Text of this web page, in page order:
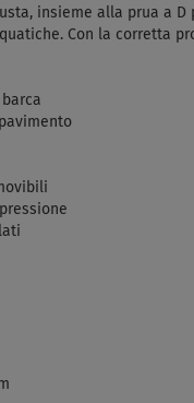
insieme alla prua a
Con la corretta